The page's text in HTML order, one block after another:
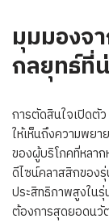
มุมมองจ
กลยุทธ์ที่
การตัดสินใจเปิดตั
ให้เห็นถึงความพย
ของผู้บริโภคที่หลา
ดีไซน์คลาสสิกของ
ประสิทธิภาพสูงใน
ต้องการสุดยอดนวั